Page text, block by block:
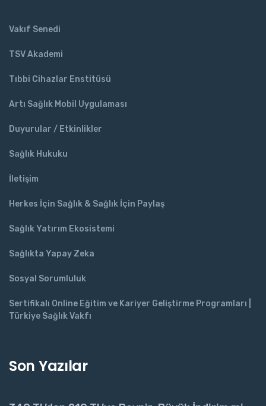
Vakıf Senedi
TSV Akademi
Tıbbi Cihazlar Enstitüsü
Artı Sağlık Mobil Uygulaması
Duyurular / Etkinlikler
Sağlık Hukuku
İletişim
Herkes İçin Sağlık & Sağlık İçin Paylaş
Sağlık Yatırım Ekosistemi
Sağlıkta Yapay Zeka
Sosyal Sorumluluk
Sertifikalı Online Eğitim ve Kariyer Geliştirme Programları |
Türkiye Sağlık Vakfı
Son Yazılar